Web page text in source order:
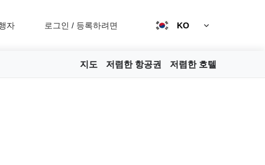
자 로그인 / 등록하려면 KO
지도 저렴한 항공권 저렴한 호텔